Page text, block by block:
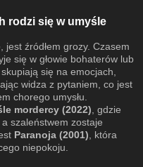
rodzi się w umyśle
źródłem grozy. Czasem
się w głowie bohaterów lub
się na emocjach,
widza z pytaniem, co jest
chorego umysłu.
mordercy (2022) , gdzie
szaleństwem zostaje
Paranoja (2001) , która
niepokoju.